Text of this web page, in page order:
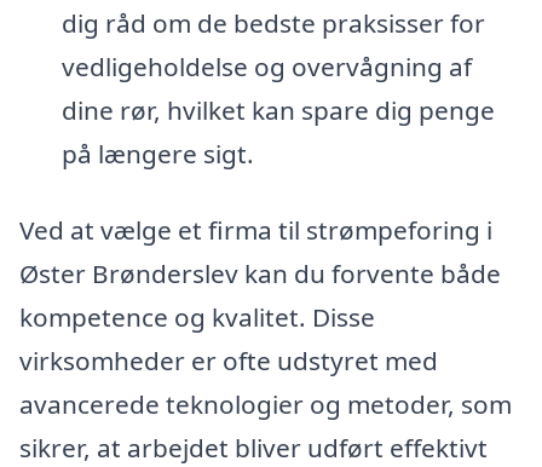
dig råd om de bedste praksisser for
vedligeholdelse og overvågning af
dine rør, hvilket kan spare dig penge
på længere sigt.
Ved at vælge et firma til strømpeforing i
Øster Brønderslev kan du forvente både
kompetence og kvalitet. Disse
virksomheder er ofte udstyret med
avancerede teknologier og metoder, som
sikrer, at arbejdet bliver udført effektivt